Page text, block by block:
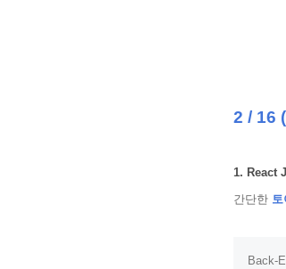
2 / 16
1. React
간단한
Back-